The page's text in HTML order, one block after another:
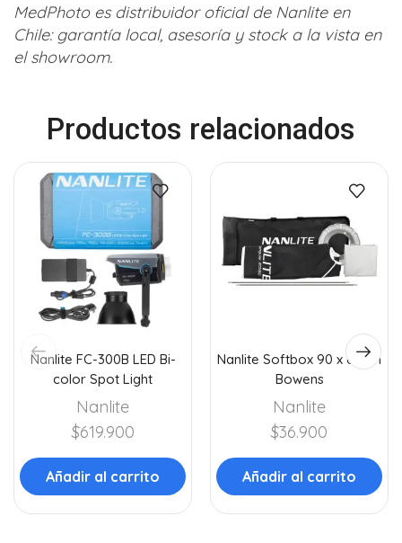
MedPhoto es distribuidor oficial de Nanlite en
Chile: garantía local, asesoría y stock a la vista en
el showroom.
Productos relacionados
Nanlite FC-300B LED Bi-
color Spot Light
Nanlite
$619.900
Añadir al carrito
Nanlite Softbox 90 x 60cm
Bowens
Nanlite
$36.900
Añadir al carrito